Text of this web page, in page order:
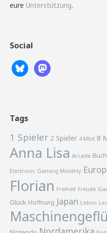
eure Unterstützung.
Social
Tags
1 Spieler 2 Spieler 4 Mbit 8
Anna Lisa Arcade
Electronic Gaming Monthly
Florian Freiheit Freude
Glück Hoffnung Japan Leben